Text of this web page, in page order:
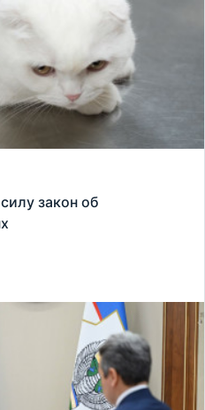
закон об